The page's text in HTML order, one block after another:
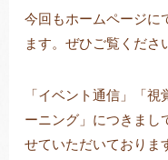
トレ
今回もホームページに
ます。ぜひご覧くださ
「イベント通信」「
ーニング」につきまし
せていただいておりま